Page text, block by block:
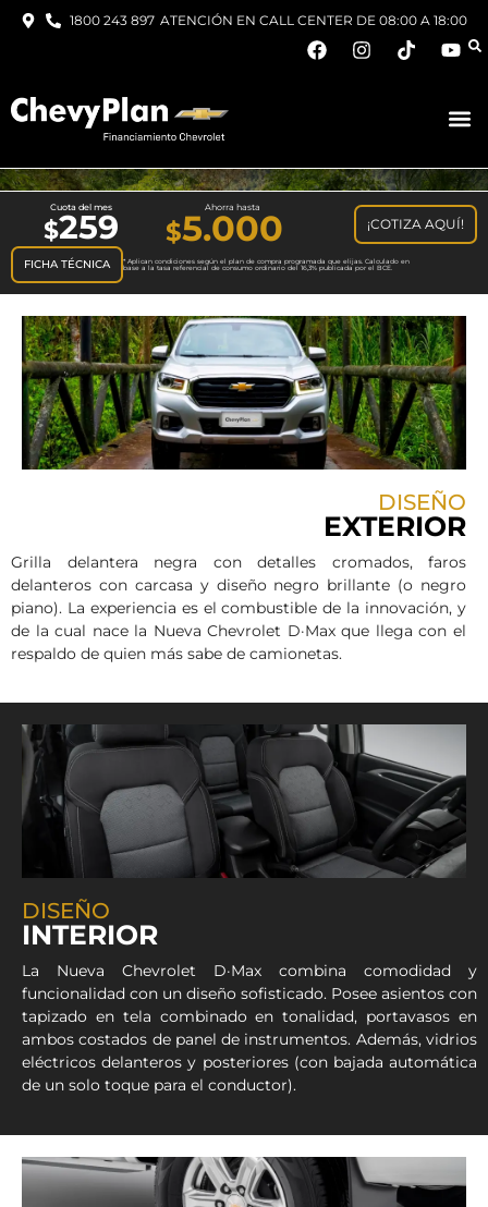
1800 243 897 ATENCIÓN EN CALL CENTER DE 08:00 A 18:00
Cuota del mes
259 Ahorra hasta
$5.000 ¡COTIZA AQUÍ!
FICHA TÉCNICA * Aplican condiciones según el plan de compra programada que elijas. Calculado en
base a la tasa referencial de consumo ordinario del 16,3% publicada por el BCE.
DISEÑO
EXTERIOR
Grilla delantera negra con detalles cromados, faros
delanteros con carcasa y diseño negro brillante (o negro
piano). La experiencia es el combustible de la innovación, y
de la cual nace la Nueva Chevrolet D·Max que llega con el
respaldo de quien más sabe de camionetas.
DISEÑO
INTERIOR
La Nueva Chevrolet D·Max combina comodidad y
funcionalidad con un diseño sofisticado. Posee asientos con
tapizado en tela combinado en tonalidad, portavasos en
ambos costados de panel de instrumentos. Además, vidrios
eléctricos delanteros y posteriores (con bajada automática
de un solo toque para el conductor).